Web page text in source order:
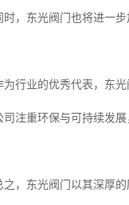
时，东光阀门也将进一
为行业的优秀代表，东
司注重环保与可持续发
之，东光阀门以其深厚